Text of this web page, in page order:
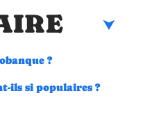
?
ils si populaires ?